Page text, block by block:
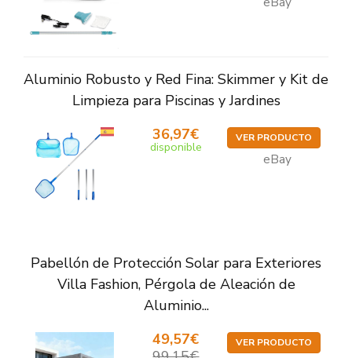
Aluminio Robusto y Red Fina: Skimmer y Kit de
Limpieza para Piscinas y Jardines
36,97€
disponible
VER PRODUCTO
eBay
Pabellón de Protección Solar para Exteriores
Villa Fashion, Pérgola de Aleación de
Aluminio...
49,57€
VER PRODUCTO